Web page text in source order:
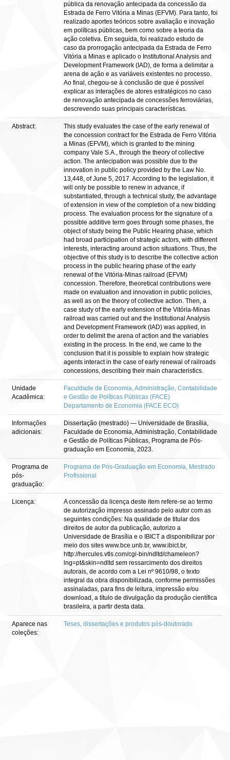
pública da renovação antecipada da concessão da
Estrada de Ferro Vitória a Minas (EFVM). Para tanto, foi
realizado aportes teóricos sobre avaliação e inovação
em políticas públicas, bem como sobre a teoria da
ação coletiva. Em seguida, foi realizado estudo de
caso da prorrogação antecipada da Estrada de Ferro
Vitória a Minas e aplicado o Institutional Analysis and
Development Framework (IAD), de forma a delimitar a
arena de ação e as variáveis existentes no processo.
Ao final, chegou-se à conclusão de que é possível
explicar as interações de atores estratégicos no caso
de renovação antecipada de concessões ferroviárias,
descrevendo suas principais características.
Abstract:
This study evaluates the case of the early renewal of
the concession contract for the Estrada de Ferro Vitória
a Minas (EFVM), which is granted to the mining
company Vale S.A., through the theory of collective
action. The antecipation was possible due to the
innovation in public policy provided by the Law No.
13,448, of June 5, 2017. According to the legislation, it
will only be possible to renew in advance, if
substantiated, through a technical study, the advantage
of extension in view of the completion of a new bidding
process. The evaluation process for the signature of a
possible additive term goes through some phases, the
object of study being the Public Hearing phase, which
had broad participation of strategic actors, with different
interests, interacting around action situations. Thus, the
objective of this study is to describe the collective action
process in the public hearing phase of the early
renewal of the Vitória-Minas railroad (EFVM)
concession. Therefore, theoretical contributions were
made on evaluation and innovation in public policies,
as well as on the theory of collective action. Then, a
case study of the early extension of the Vitória-Minas
railroad was carried out and the Institutional Analysis
and Development Framework (IAD) was applied, in
order to delimit the arena of action and the variables
existing in the process. In the end, we came to the
conclusion that it is possible to explain how strategic
agents interact in the case of early renewal of railroads
concessions, describing their main characteristics.
Unidade
Acadêmica:
Faculdade de Economia, Administração, Contabilidade
e Gestão de Políticas Públicas (FACE)
Departamento de Economia (FACE ECO)
Informações
adicionais:
Dissertação (mestrado) — Universidade de Brasília,
Faculdade de Economia, Administração, Contabilidade
e Gestão de Políticas Públicas, Programa de Pós-
graduação em Economia, 2023.
Programa de
pós-
graduação:
Programa de Pós-Graduação em Economia, Mestrado
Profissional
Licença:
A concessão da licença deste item refere-se ao termo
de autorização impresso assinado pelo autor com as
seguintes condições: Na qualidade de titular dos
direitos de autor da publicação, autorizo a
Universidade de Brasília e o IBICT a disponibilizar por
meio dos sites www.bce.unb.br, www.ibict.br,
http://hercules.vtls.com/cgi-bin/ndltd/chameleon?
lng=pt&skin=ndltd sem ressarcimento dos direitos
autorais, de acordo com a Lei nº 9610/98, o texto
integral da obra disponibilizada, conforme permissões
assinaladas, para fins de leitura, impressão e/ou
download, a título de divulgação da produção científica
brasileira, a partir desta data.
Aparece nas
coleções:
Teses, dissertações e produtos pós-doutorado